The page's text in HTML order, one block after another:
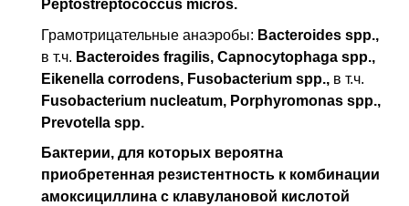
Peptostreptococcus micros.
Грамотрицательные анаэробы: Bacteroides spp.,
в т.ч. Bacteroides fragilis, Capnocytophaga spp.,
Eikenella corrodens, Fusobacterium spp., в т.ч.
Fusobacterium nucleatum, Porphyromonas spp.,
Prevotella spp.
Бактерии, для которых вероятна
приобретенная резистентность к комбинации
амоксициллина с клавулановой кислотой